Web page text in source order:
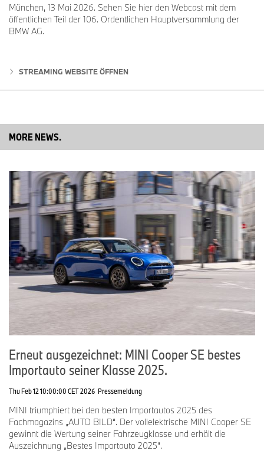
E-mail: Franziska.Liebert@mini.com
E-mail: micaela.sandstede@bmw.de
München, 13 Mai 2026. Sehen Sie hier den Webcast mit dem
öffentlichen Teil der 106. Ordentlichen Hauptversammlung der
BMW AG.
STREAMING WEBSITE ÖFFNEN
MORE NEWS.
Erneut ausgezeichnet: MINI Cooper SE bestes
Importauto seiner Klasse 2025.
Thu Feb 12 10:00:00 CET 2026 Pressemeldung
MINI triumphiert bei den besten Importautos 2025 des
Fachmagazins „AUTO BILD“. Der vollelektrische MINI Cooper SE
gewinnt die Wertung seiner Fahrzeugklasse und erhält die
Auszeichnung „Bestes Importauto 2025“.